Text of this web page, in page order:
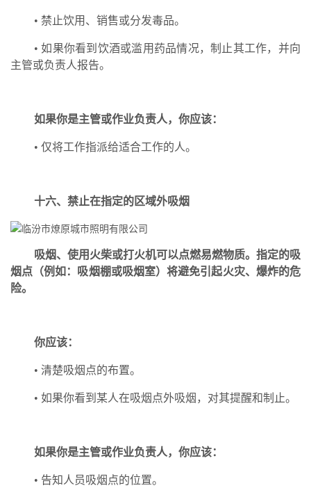
• 禁止饮用、销售或分发毒品。
• 如果你看到饮酒或滥用药品情况，制止其工作，并向
主管或负责人报告。
如果你是主管或作业负责人，你应该：
• 仅将工作指派给适合工作的人。
十六、 禁止在指定的区域外吸烟
吸烟、使用火柴或打火机可以点燃易燃物质。指定的吸
烟点（例如：吸烟棚或吸烟室）将避免引起火灾、爆炸的危
险。
你应该：
• 清楚吸烟点的布置。
• 如果你看到某人在吸烟点外吸烟，对其提醒和制止。
如果你是主管或作业负责人，你应该：
• 告知人员吸烟点的位置。